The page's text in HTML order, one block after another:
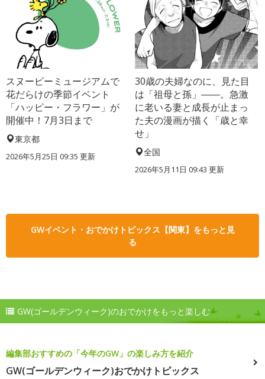
スヌーピーミュージアムで
花だらけの季節イベント
「ハッピー・フラワー」が
開催中！7月3日まで
東京都
2026年5月25日 09:35 更新
30歳の夫婦なのに、見た目
は「祖母と孫」――。急激
に老いる妻と成長が止まっ
た夫の漫画が描く「歳と幸
せ」
全国
2026年5月11日 09:43 更新
GWイベント・おでかけトピックス【関東】をもっと見
る
GW(ゴールデンウィーク)のおでかけをもっと楽しむ
編集部おすすめの「今年のGW」の楽しみ方を紹介
GW(ゴールデンウィーク)おでかけトピックス